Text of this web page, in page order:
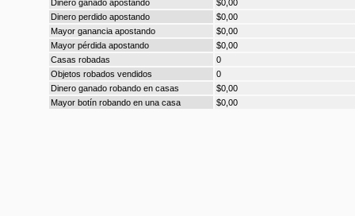
Dinero ganado apostando
$0,00
Dinero perdido apostando
$0,00
Mayor ganancia apostando
$0,00
Mayor pérdida apostando
$0,00
Casas robadas
0
Objetos robados vendidos
0
Dinero ganado robando en casas
$0,00
Mayor botín robando en una casa
$0,00